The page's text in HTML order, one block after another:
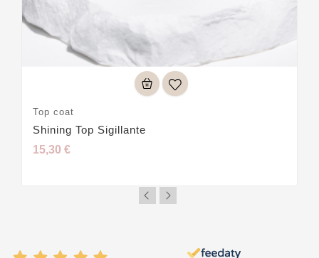
Top coat
Shining Top Sigillante
15,30 €